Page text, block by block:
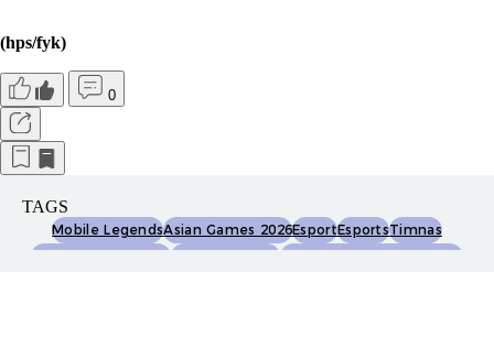
(hps/fyk)
0
TAGS
Mobile LegendsAsian Games 2026EsportEsportsTimnas